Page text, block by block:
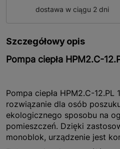
dostawa w ciągu 2 dni
Szczegółowy opis
Pompa ciepła HPM2.C-
Pompa ciepła HPM2.C-
rozwiązanie dla osób
ekologicznego sposobu na
pomieszczeń. Dzięki
monoblok, urządzenie jest